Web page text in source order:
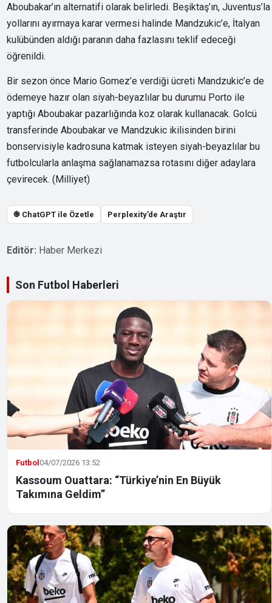
Aboubakar’ın alternatifi olarak belirledi. Beşiktaş’ın, Juventus’la
yollarını ayırmaya karar vermesi halinde Mandzukic’e, İtalyan
kulübünden aldığı paranın daha fazlasını teklif edeceği
öğrenildi.
Bir sezon önce Mario Gomez’e verdiği ücreti Mandzukic’e de
ödemeye hazır olan siyah-beyazlılar bu durumu Porto ile
yaptığı Aboubakar pazarlığında koz olarak kullanacak. Golcü
transferinde Aboubakar ve Mandzukic ikilisinden birini
bonservisiyle kadrosuna katmak isteyen siyah-beyazlılar bu
futbolcularla anlaşma sağlanamazsa rotasını diğer adaylara
çevirecek. (Milliyet)
֎ ChatGPT ile Özetle Perplexity’de Araştır
Editör: Haber Merkezi
Son Futbol Haberleri
Futbol04/07/2026 13:52
Kassoum Ouattara: “Türkiye’nin En Büyük
Takımına Geldim”